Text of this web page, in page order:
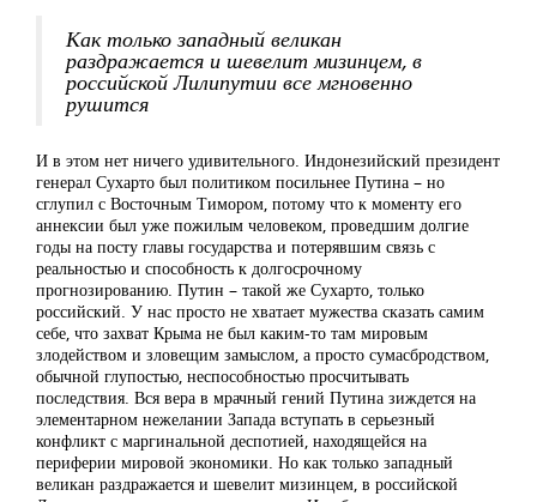
Как только западный великан
раздражается и шевелит мизинцем, в
российской Лилипутии все мгновенно
рушится
И в этом нет ничего удивительного. Индонезийский президент
генерал Сухарто был политиком посильнее Путина – но
сглупил с Восточным Тимором, потому что к моменту его
аннексии был уже пожилым человеком, проведшим долгие
годы на посту главы государства и потерявшим связь с
реальностью и способность к долгосрочному
прогнозированию. Путин – такой же Сухарто, только
российский. У нас просто не хватает мужества сказать самим
себе, что захват Крыма не был каким-то там мировым
злодейством и зловещим замыслом, а просто сумасбродством,
обычной глупостью, неспособностью просчитывать
последствия. Вся вера в мрачный гений Путина зиждется на
элементарном нежелании Запада вступать в серьезный
конфликт с маргинальной деспотией, находящейся на
периферии мировой экономики. Но как только западный
великан раздражается и шевелит мизинцем, в российской